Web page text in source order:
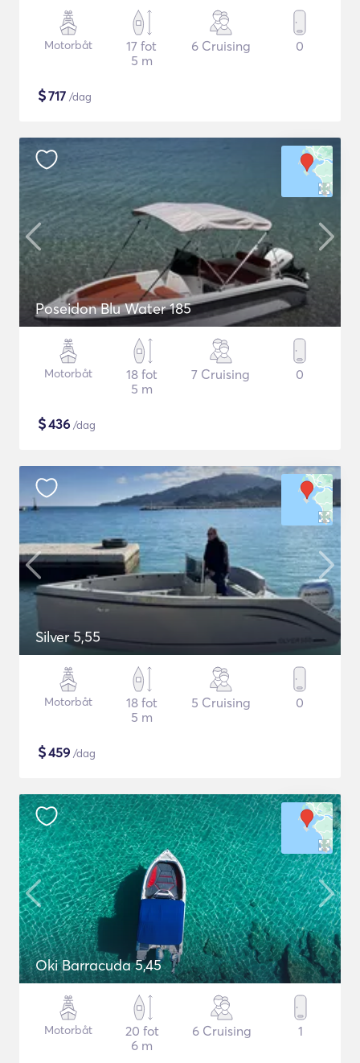
Motorbåt
17 fot
5 m
6 Cruising 0
$717 /dag
Poseidon Blu Water 185
Motorbåt
18 fot
5 m
7 Cruising 0
$436 /dag
Silver 5,55
Motorbåt
18 fot
5 m
5 Cruising 0
$459 /dag
Oki Barracuda 5,45
Motorbåt
20 fot
6 m
6 Cruising 1